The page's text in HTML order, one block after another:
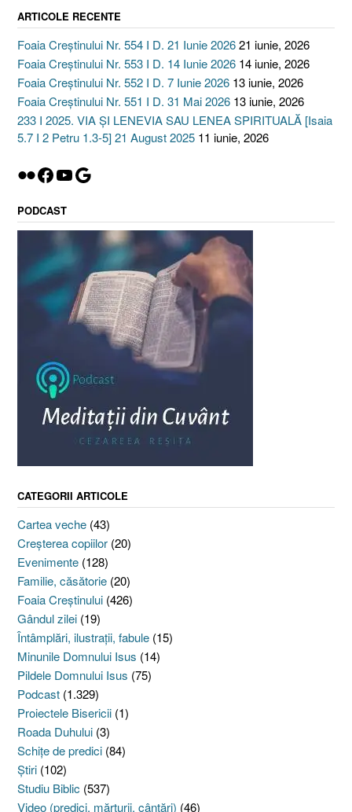
ARTICOLE RECENTE
Foaia Creștinului Nr. 554 I D. 21 Iunie 202621 iunie, 2026
Foaia Creștinului Nr. 553 I D. 14 Iunie 2026 14 iunie, 2026
Foaia Creștinului Nr. 552 I D. 7 Iunie 2026 13 iunie, 2026
Foaia Creștinului Nr. 551 I D. 31 Mai 2026 13 iunie, 2026
233 I 2025. VIA ȘI LENEVIA SAU LENEA SPIRITUALĂ [Isaia
5.7 I 2 Petru 1.3-5] 21 August 2025 11 iunie, 2026
Flickr
Facebook
YouTube
Google
PODCAST
CATEGORII ARTICOLE
Cartea veche (43)
Creşterea copiilor (20)
Evenimente (128)
Familie, căsătorie (20)
Foaia Creştinului (426)
Gândul zilei (19)
Întâmplări, ilustraţii, fabule (15)
Minunile Domnului Isus (14)
Pildele Domnului Isus (75)
Podcast (1.329)
Proiectele Bisericii (1)
Roada Duhului (3)
Schiţe de predici (84)
Ştiri (102)
Studiu Biblic (537)
Video (predici, mărturii, cântări) (46)